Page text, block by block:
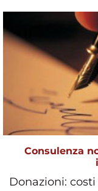
Consulenza
Donazioni: